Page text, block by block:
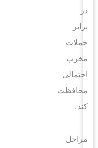
برابر
حملات
مخرب
احتمالی
محافظت
کند.
مراحل